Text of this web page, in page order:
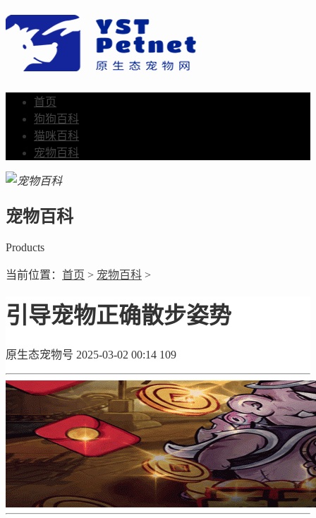
首页
狗狗百科
猫咪百科
宠物百科
宠物百科
Products
当前位置： 首页 > 宠物百科 >
引导宠物正确散步姿势
原生态宠物号 2025-03-02 00:14 109